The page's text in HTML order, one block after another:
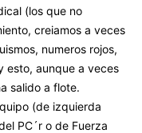
(los que no
creiamos a veces
numeros rojos,
esto, aunque a veces
salido a flote.
(de izquierda
PC´r o de Fuerza